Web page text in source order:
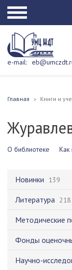
e-mail:
Главная Книги и
О библиотеке Как
Новинки 139
Литература
Методические
Фонды
Научно-